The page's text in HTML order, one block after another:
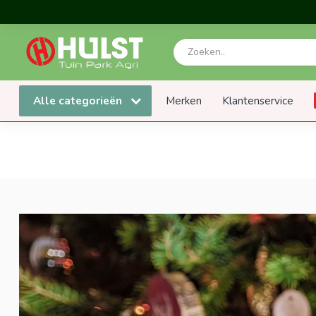
Alle categorieën Merken Klantenservice